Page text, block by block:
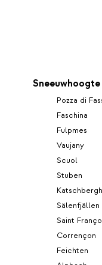
Pozza di
Faschina
Fulpmes
Vaujany
Scuol
Stuben
Sälenfjällen
Saint
Corrençon
Feichten